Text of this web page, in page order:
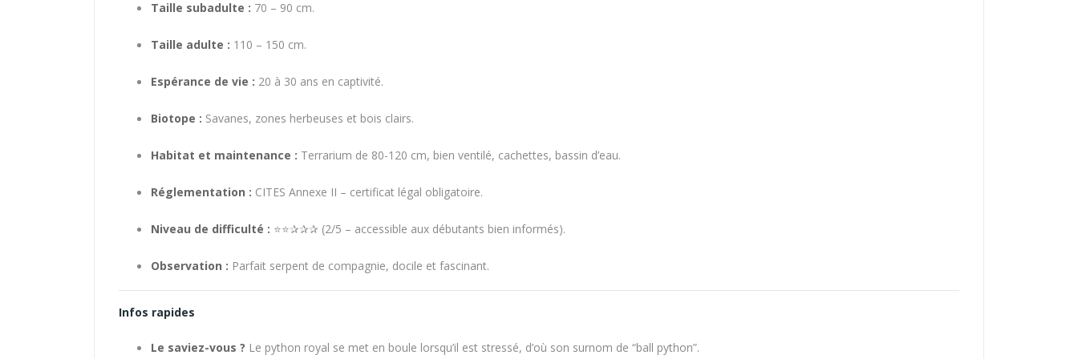
Taille subadulte : 70 – 90 cm.
Taille adulte : 110 – 150 cm.
Espérance de vie : 20 à 30 ans en captivité.
Biotope : Savanes, zones herbeuses et bois clairs.
Habitat et maintenance : Terrarium de 80-120 cm, bien ventilé, cachettes, bassin d’eau.
Réglementation : CITES Annexe II – certificat légal obligatoire.
Niveau de difficulté : ⭐⭐✰✰✰ (2/5 – accessible aux débutants bien informés).
Observation : Parfait serpent de compagnie, docile et fascinant.
Infos rapides
Le saviez-vous ? Le python royal se met en boule lorsqu’il est stressé, d’où son surnom de “ball python”.